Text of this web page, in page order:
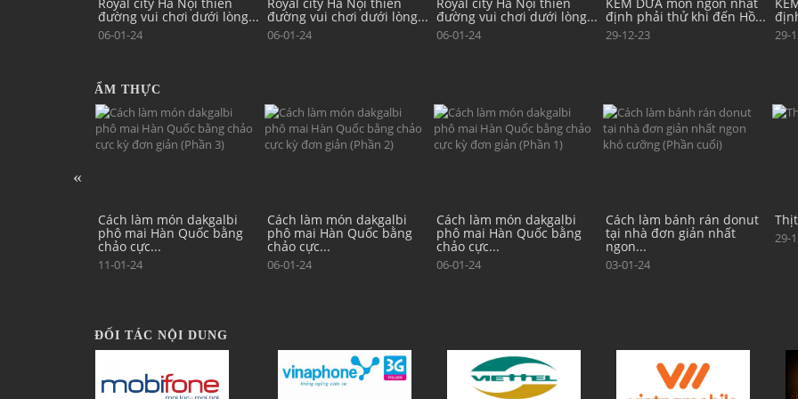
đường vui chơi dưới lòng...
06-01-24
đường vui chơi dưới lòng...
06-01-24
định phải thử khi đến Hồ...
29-12-23
định phải thử khi đến Hồ...
29-12-23 29-
ẨM THỰC
Cách làm món dakgalbi
phô mai Hàn Quốc bằng
chảo cực...
06-01-24
Cách làm món dakgalbi
phô mai Hàn Quốc bằng
chảo cực...
06-01-24
Cách làm bánh rán donut
tại nhà đơn giản nhất
ngon...
03-01-24
Thịt heo chiên sả ót
29-12-23 tại
ĐỐI TÁC NỘI DUNG